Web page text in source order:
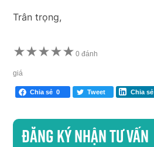
Trân trọng,
★★★★★ 0 đánh
giá
Chia sẻ 0 Tweet Chia sẻ
Đăng ký nhận tư vấn